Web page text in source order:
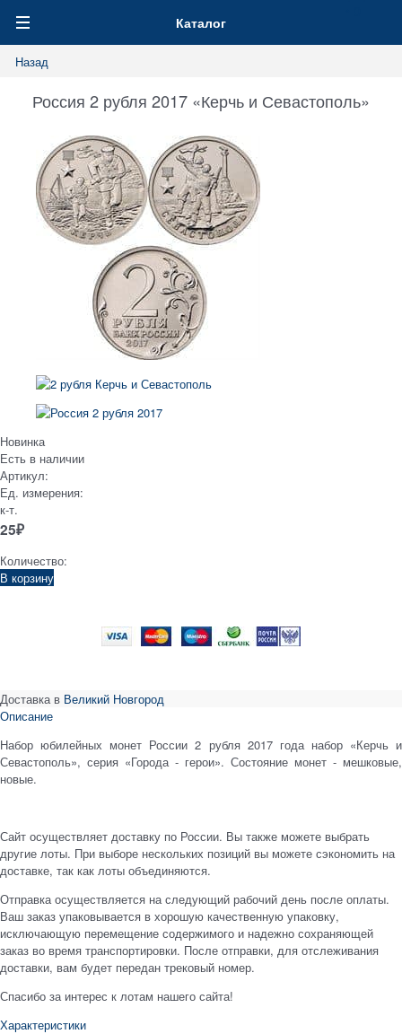
Каталог
Назад
Россия 2 рубля 2017 «Керчь и Севастополь»
Новинка
Есть в наличии
Артикул:
Ед. измерения:
к-т.
25₽
Количество:
В корзину
Доставка в Великий Новгород
Описание
Набор юбилейных монет России 2 рубля 2017 года набор «Керчь и
Севастополь», серия «Города - герои». Состояние монет - мешковые,
новые.
Сайт осуществляет доставку по России. Вы также можете выбрать
другие лоты. При выборе нескольких позиций вы можете сэкономить на
доставке, так как лоты объединяются.
Отправка осуществляется на следующий рабочий день после оплаты.
Ваш заказ упаковывается в хорошую качественную упаковку,
исключающую перемещение содержимого и надежно сохраняющей
заказ во время транспортировки. После отправки, для отслеживания
доставки, вам будет передан трековый номер.
Спасибо за интерес к лотам нашего сайта!
Характеристики